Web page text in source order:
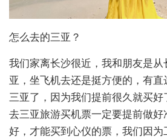
怎么去的三亚？
我们家离长沙很近，我和朋友是
亚，坐飞机去还是挺方便的，有
三亚了，因为我们提前很久就买好
去三亚旅游买机票一定要提前做
好，才能买到心仪的票，我们因